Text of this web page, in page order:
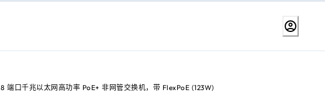
8 端口千兆以太网高功率 PoE+ 非网管交换机，带 FlexPoE (123W)